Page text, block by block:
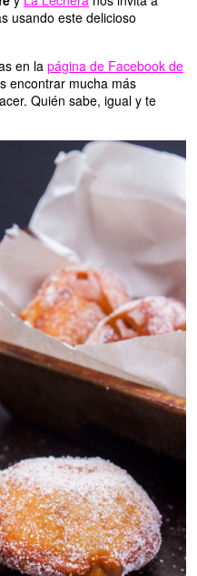
usando este delicioso
en la página de Facebook de
encontrar mucha más
Quién sabe, igual y te